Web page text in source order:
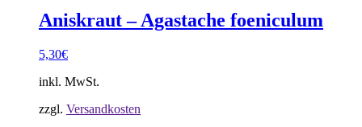
Aniskraut – Agastache foeniculum
5,30€
inkl. MwSt.
zzgl. Versandkosten